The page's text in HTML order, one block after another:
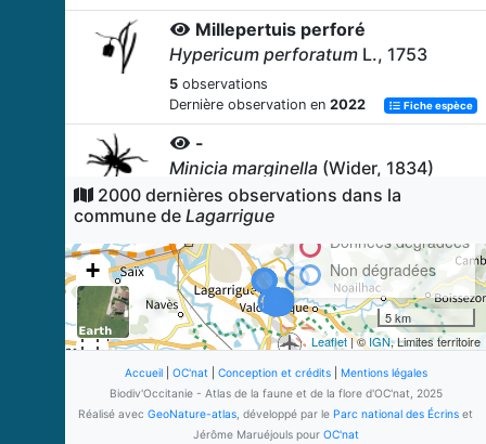
Millepertuis perforé
Hypericum perforatum L., 1753
5 observations
Dernière observation en 2022 Fiche espèce
-
Minicia marginella (Wider, 1834)
4observations
Dernière observation en
Avoine barbue
Avena barbataPott ex Link, 1799
4observations
Dernière observation en2022 Fiche espèce
Blackstonie perfoliée
Blackstonia perfoliata(L.) Huds.,
1762
2000 dernières observations dans la
commune de Lagarrigue
+
Données dégradées
Non dégradées
5 km
Leaflet| ©IGN, Limites territoire
Accueil| OC'nat| Conception et crédits| Mentions légales
Biodiv'Occitanie - Atlas de la faune et de la flore d'OC'nat, 2025
Réalisé avec GeoNature-atlas , développé par le Parc national des Écrins et
Jérôme Maruéjouls pour OC'nat